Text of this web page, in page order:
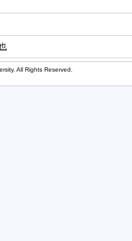
All Rights Reserved.